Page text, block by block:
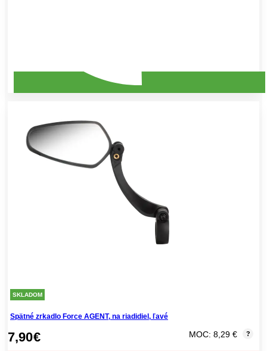
SKLADOM
Spätné zrkadlo Force AGENT, na riadidiel, ľavé
7,90€ MOC: 8,29 € ?